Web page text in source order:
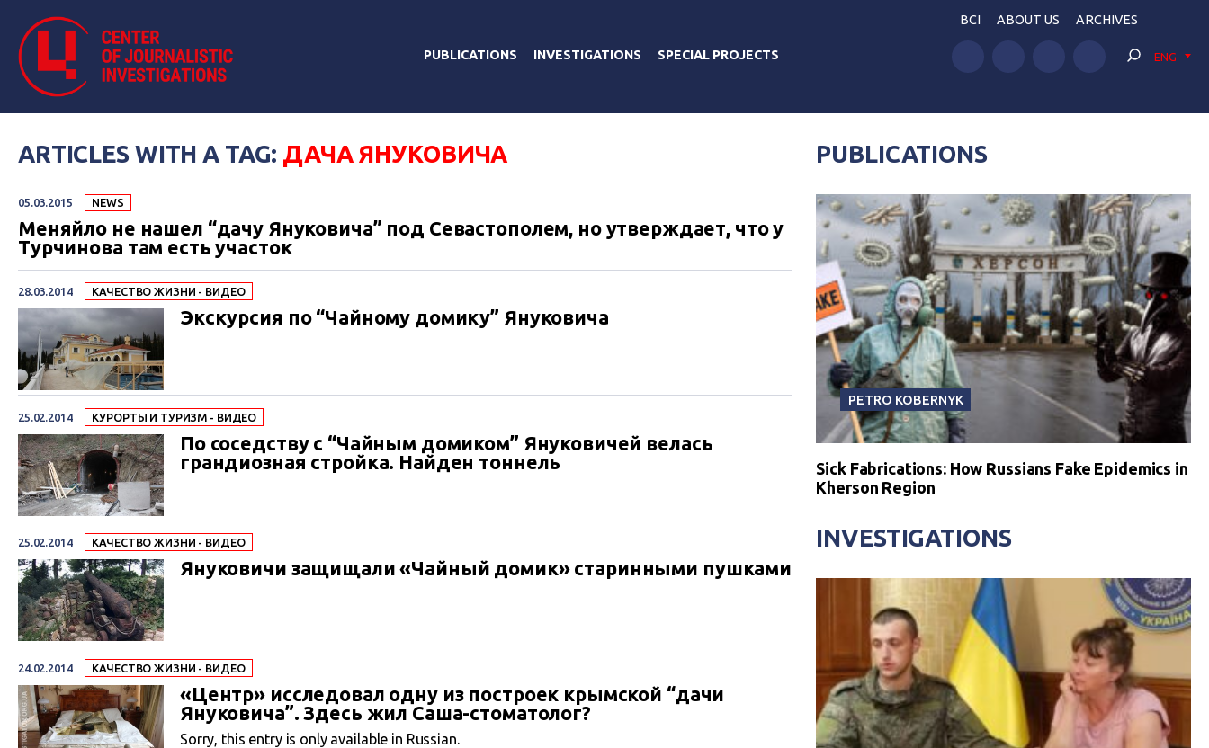
PUBLICATIONS INVESTIGATIONS SPECIAL PROJECTS
BCI ABOUT US ARCHIVES
ENG
ARTICLES WITH A TAG: ДАЧА ЯНУКОВИЧА
05.03.2015 NEWS
Меняйло не нашел “дачу Януковича” под Севастополем, но утверждает, что у
Турчинова там есть участок
28.03.2014 КАЧЕСТВО ЖИЗНИ - ВИДЕО
Экскурсия по “Чайному домику” Януковича
25.02.2014 КУРОРТЫ И ТУРИЗМ - ВИДЕО
По соседству с “Чайным домиком” Януковичей велась
грандиозная стройка. Найден тоннель
25.02.2014 КАЧЕСТВО ЖИЗНИ - ВИДЕО
Януковичи защищали «Чайный домик» старинными пушками
24.02.2014 КАЧЕСТВО ЖИЗНИ - ВИДЕО
«Центр» исследовал одну из построек крымской “дачи
Януковича”. Здесь жил Саша-стоматолог?
Sorry, this entry is only available in Russian.
PUBLICATIONS
PETRO KOBERNYK
Sick Fabrications: How Russians Fake Epidemics in
Kherson Region
INVESTIGATIONS